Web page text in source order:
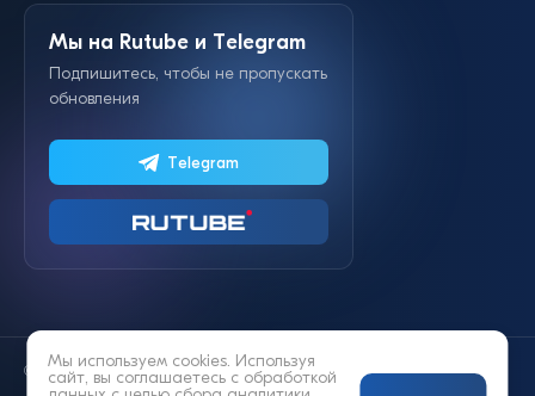
Мы на Rutube и Telegram
Подпишитесь, чтобы не пропускать
обновления
Telegram
© 2014—2026 «Lifestyle»
Мы используем cookies. Используя
сайт, вы соглашаетесь с обработкой